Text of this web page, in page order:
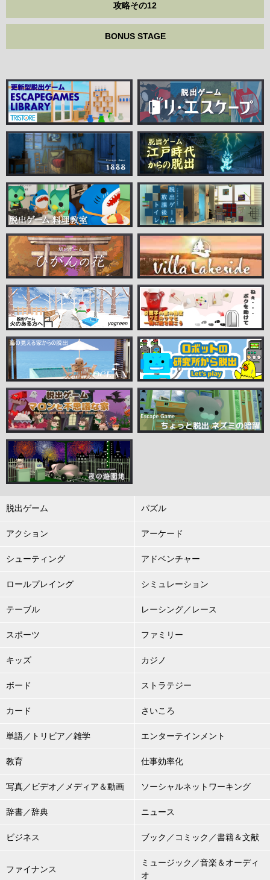
攻略その12
BONUS STAGE
脱出ゲーム パズル
アクション アーケード
シューティング アドベンチャー
ロールプレイング シミュレーション
テーブル レーシング／レース
スポーツ ファミリー
キッズ カジノ
ボード ストラテジー
カード さいころ
単語／トリビア／雑学 エンターテインメント
教育 仕事効率化
写真／ビデオ／メディア＆動画 ソーシャルネットワーキング
辞書／辞典 ニュース
ビジネス ブック／コミック／書籍＆文献
ファイナンス
ミュージック／音楽＆オーディ
オ